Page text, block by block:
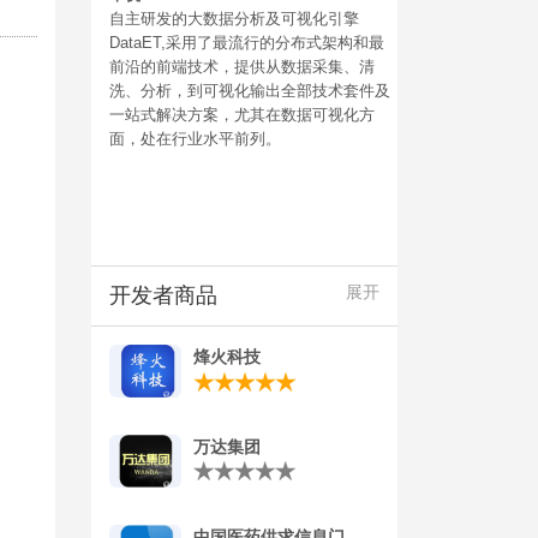
自主研发的大数据分析及可视化引擎
DataET,采用了最流行的分布式架构和最
前沿的前端技术，提供从数据采集、清
洗、分析，到可视化输出全部技术套件及
一站式解决方案，尤其在数据可视化方
面，处在行业水平前列。
开发者商品 展开
烽火科技
万达集团